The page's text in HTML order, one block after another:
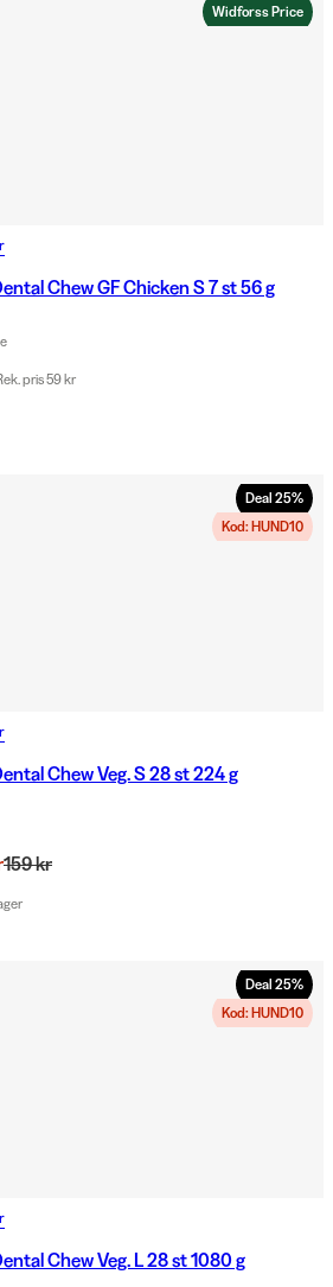
Widforss Price
Chew GF Chicken S 7 st 56 g
pris 59 kr
Deal 25%
Kod: HUND10
Chew Veg. S 28 st 224 g
159 kr
Deal 25%
Kod: HUND10
Chew Veg. L 28 st 1080 g